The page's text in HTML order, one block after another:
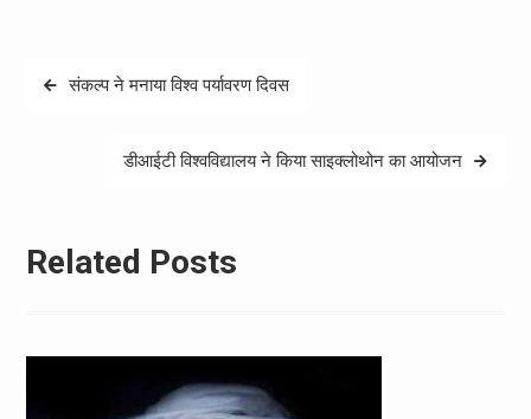
Postसंकल्प ने मनाया विश्व पर्यावरण दिवस
डीआईटी विश्वविद्यालय ने किया साइक्लोथोन का आयोजन
Related Posts